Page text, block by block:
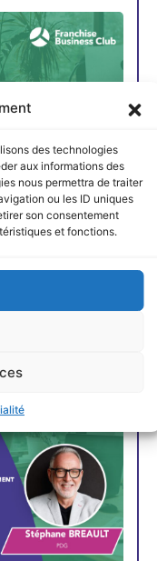
des technologies
aux informations des
nous permettra de traiter
ou les ID uniques
son consentement
et fonctions.